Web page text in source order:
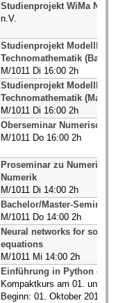
Studienprojekt WiMa
n.V.
Studienprojekt
Technomathematik
M/1011 Di 16:00 2h
Studienprojekt
Technomathematik
M/1011 Di 16:00 2h
Oberseminar Numerische
M/1011 Do 16:00 2h
Proseminar zu Numerik /
Numerik
M/1011 Di 14:00 2h
Bachelor/Master-Seminar
M/1011 Do 14:00 2h
Neural networks for
equations
M/1011 Mi 14:00 2h
Einführung in Python
Kompaktkurs am 01. und
Beginn: 01. Oktober 2019,